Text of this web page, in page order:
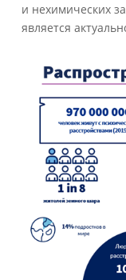
и нехимических
является